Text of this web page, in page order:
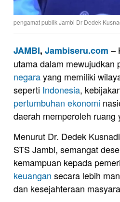
pengamat publik Jambi Dr Dedek
JAMBI, Jambiseru.com –
utama dalam mewujudkan
negarayang memiliki
seperti Indonesia,
pertumbuhan ekonomi
daerah memperoleh
Menurut Dr. Dedek
STS Jambi, semangat
kemampuan kepada
keuangan secara lebih
dan kesejahteraan